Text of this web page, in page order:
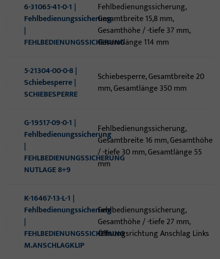
6-31065-41-0-1 |
Fehlbedienungssicherung
|
FEHLBEDIENUNGSSICHERUNG
Fehlbedienungssicherung,
Gesamtbreite 15,8 mm,
Gesamthöhe / -tiefe 37 mm,
Gesamtlänge 114 mm
5-21304-00-0-8 |
Schiebesperre |
SCHIEBESPERRE
Schiebesperre, Gesamtbreite 20
mm, Gesamtlänge 350 mm
G-19517-09-0-1 |
Fehlbedienungssicherung
|
FEHLBEDIENUNGSSICHERUNG
NUTLAGE 8+9
Fehlbedienungssicherung,
Gesamtbreite 16 mm, Gesamthöhe
/ -tiefe 30 mm, Gesamtlänge 55
mm
K-16467-13-L-1 |
Fehlbedienungssicherung
|
FEHLBEDIENUNGSSICHERUNG
M.ANSCHLAGKLIP
Fehlbedienungssicherung,
Gesamthöhe / -tiefe 27 mm,
Öffnungsrichtung Anschlag Links